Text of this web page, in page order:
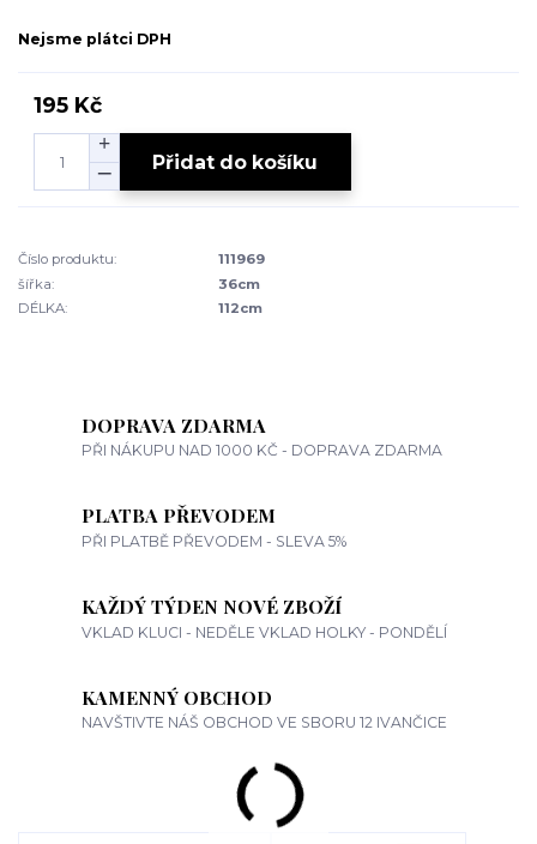
Nejsme plátci DPH
195 Kč
Přidat do košíku
Číslo produktu:
111969
šířka:
36cm
DÉLKA:
112cm
DOPRAVA ZDARMA
PŘI NÁKUPU NAD 1000 KČ - DOPRAVA ZDARMA
PLATBA PŘEVODEM
PŘI PLATBĚ PŘEVODEM - SLEVA 5%
KAŽDÝ TÝDEN NOVÉ ZBOŽÍ
VKLAD KLUCI - NEDĚLE VKLAD HOLKY - PONDĚLÍ
KAMENNÝ OBCHOD
NAVŠTIVTE NÁŠ OBCHOD VE SBORU 12 IVANČICE